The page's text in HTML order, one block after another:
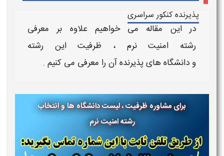
پذیرنده کنکور سراسری
در این مقاله می خواهیم علاوه بر معرفی
رشته امنیت نرم ، ظرفیتاین رشته
ودانشگاه هایپذیرندهآن را معرفی می کنیم .
برای مشاوره ظرفیت ، لیست دانشگاه ها و انتخاب
رشته امنیت نرم